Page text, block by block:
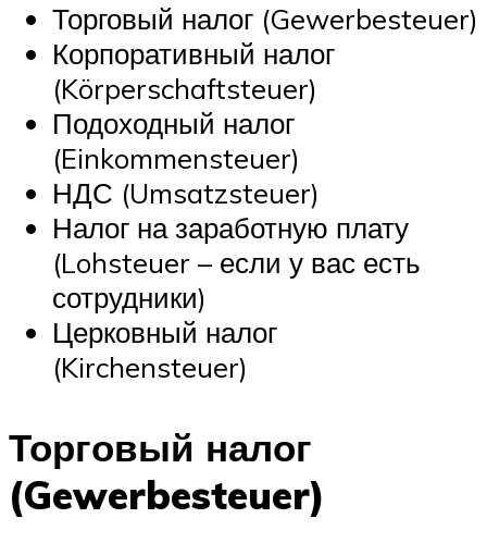
Торговый налог (Gewerbesteuer)
Корпоративный налог
(Körperschaftsteuer)
Подоходный налог
(Einkommensteuer)
НДС (Umsatzsteuer)
Налог на заработную плату
(Lohsteuer – если у вас есть
сотрудники)
Церковный налог
(Kirchensteuer)
Торговый налог
(Gewerbesteuer)